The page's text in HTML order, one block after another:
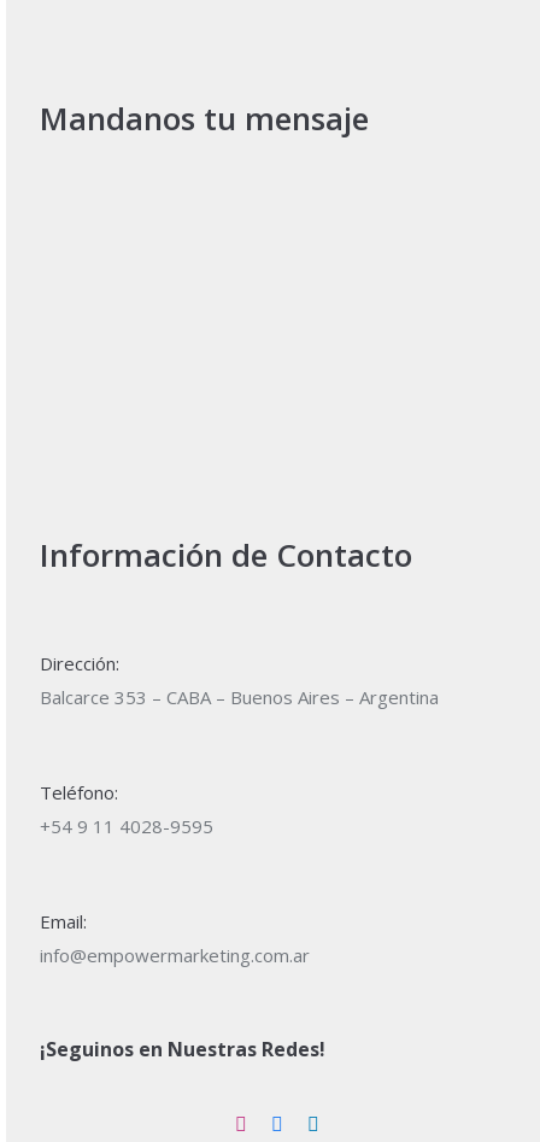
Mandanos tu mensaje
Información de Contacto
Dirección:
Balcarce 353 – CABA – Buenos Aires – Argentina
Teléfono:
+54 9 11 4028-9595
Email:
info@empowermarketing.com.ar
¡Seguinos en Nuestras Redes!
InstagramLinkedin